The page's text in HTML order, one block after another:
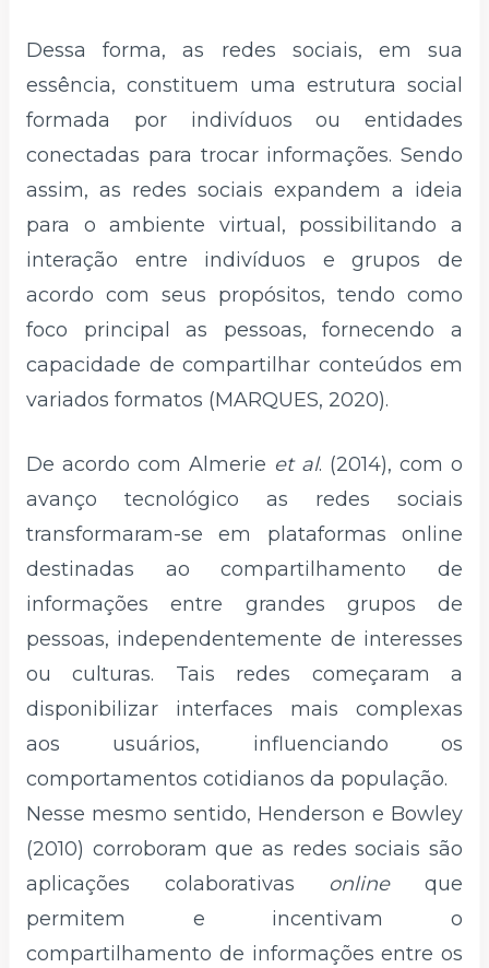
Dessa forma, as redes sociais, em sua
essência, constituem uma estrutura social
formada por indivíduos ou entidades
conectadas para trocar informações. Sendo
assim, as redes sociais expandem a ideia
para o ambiente virtual, possibilitando a
interação entre indivíduos e grupos de
acordo com seus propósitos, tendo como
foco principal as pessoas, fornecendo a
capacidade de compartilhar conteúdos em
variados formatos (MARQUES, 2020).
De acordo com Almerie et al. (2014), com o
avanço tecnológico as redes sociais
transformaram-se em plataformas online
destinadas ao compartilhamento de
informações entre grandes grupos de
pessoas, independentemente de interesses
ou culturas. Tais redes começaram a
disponibilizar interfaces mais complexas
aos usuários, influenciando os
comportamentos cotidianos da população.
Nesse mesmo sentido, Henderson e Bowley
(2010) corroboram que as redes sociais são
aplicações colaborativas onlineque
permitem e incentivam o
compartilhamento de informações entre os